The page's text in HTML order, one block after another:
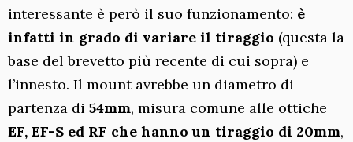
interessante è però il suo funzionamento: è
infatti in grado di variare il tiraggio (questa la
base del brevetto più recente di cui sopra) e
l’innesto. Il mount avrebbe un diametro di
partenza di 54mm, misura comune alle ottiche
EF, EF-S ed RF che hanno un tiraggio di 20mm,